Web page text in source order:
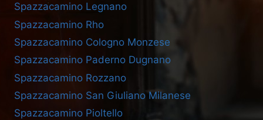
Spazzacamino Legnano
Spazzacamino Rho
Spazzacamino Cologno Monzese
Spazzacamino Paderno Dugnano
Spazzacamino Rozzano
Spazzacamino San Giuliano Milanese
Spazzacamino Pioltello